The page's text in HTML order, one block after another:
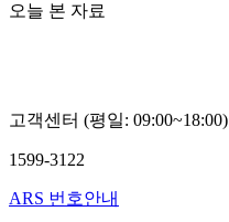
오늘 본 자료
고객센터 (평일: 09:00~18:00)
1599-3122
ARS 번호안내